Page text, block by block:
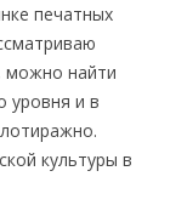
печатных
можно найти
уровня и в
культуры в